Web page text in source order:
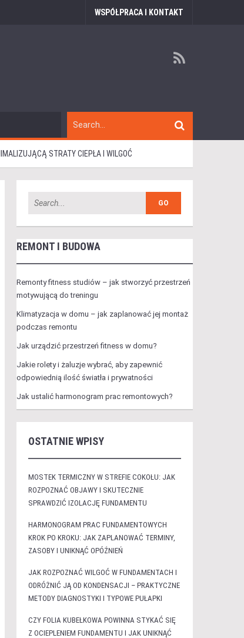
WSPÓŁPRACA I KONTAKT
STRATY CIEPŁA I WILGOĆ
REMONT I BUDOWA
Remonty fitness studiów – jak stworzyć przestrzeń
motywującą do treningu
Klimatyzacja w domu – jak zaplanować jej montaż
podczas remontu
Jak urządzić przestrzeń fitness w domu?
Jakie rolety i żaluzje wybrać, aby zapewnić
odpowiednią ilość światła i prywatności
Jak ustalić harmonogram prac remontowych?
OSTATNIE WPISY
MOSTEK TERMICZNY W STREFIE COKOŁU: JAK
ROZPOZNAĆ OBJAWY I SKUTECZNIE
SPRAWDZIĆ IZOLACJĘ FUNDAMENTU
HARMONOGRAM PRAC FUNDAMENTOWYCH
KROK PO KROKU: JAK ZAPLANOWAĆ TERMINY,
ZASOBY I UNIKNĄĆ OPÓŹNIEŃ
JAK ROZPOZNAĆ WILGOĆ W FUNDAMENTACH I
ODRÓŻNIĆ JĄ OD KONDENSACJI – PRAKTYCZNE
METODY DIAGNOSTYKI I TYPOWE PUŁAPKI
CZY FOLIA KUBEŁKOWA POWINNA STYKAĆ SIĘ
Z OCIEPLENIEM FUNDAMENTU I JAK UNIKNĄĆ